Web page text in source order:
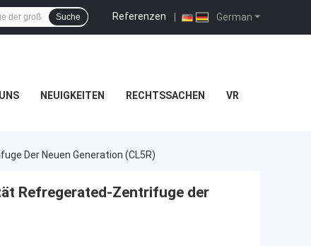
German
Referenzen |
Suche
NEUIGKEITEN RECHTSSACHEN VR
Der Neuen Generation (CL5R)
Refregerated-Zentrifuge der